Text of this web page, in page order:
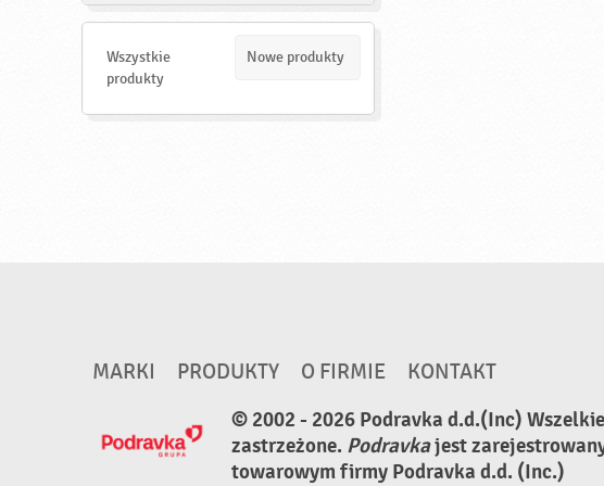
d
Wszystkie
produkty
Nowe produkty
MARKI PRODUKTY O FIRMIE
KONTAKT
© 2002 - 2026 Podravka d.d.(Inc)
zastrzeżone. Podravkajest
towarowym firmy Podravka d.d. (Inc.)